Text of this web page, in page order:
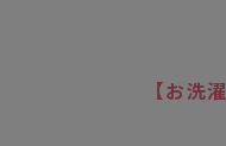
【お洗